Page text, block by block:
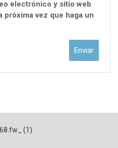
electrónico y sitio web
próxima vez que haga un